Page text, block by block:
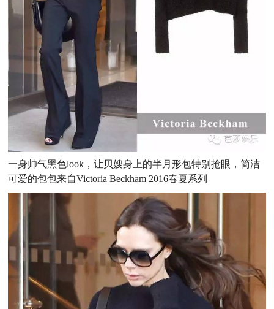
一身帅气黑色look，让贝嫂身上的半月形包特别抢眼，简洁
可爱的包包来自Victoria Beckham 2016春夏系列